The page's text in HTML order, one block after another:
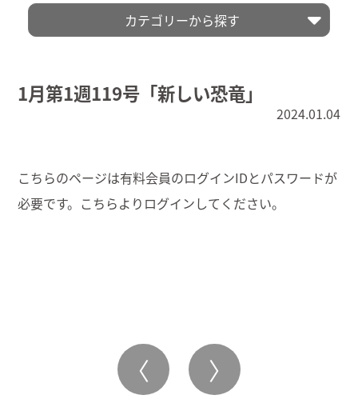
1月第1週119号「新しい恐竜」
2024.01.04
こちらのページは有料会員のログインIDとパスワードが
必要です。こちらより ログインしてください。
〈 〉